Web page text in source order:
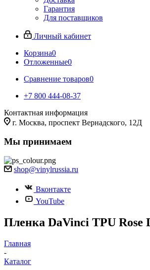
Гарантия
Для поставщиков
Личный кабинет
Корзина0
Отложенные0
Сравнение товаров0
+7 800 444-08-37
Контактная информация
г. Москва, проспект Вернадского, 12Д
Мы принимаем
shop@vinylrussia.ru
Вконтакте
YouTube
Пленка DaVinci TPU Rose
Главная
-
Каталог